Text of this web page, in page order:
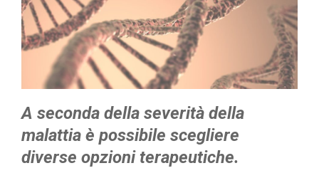
A seconda della severità della
malattia è possibile scegliere
diverse opzioni terapeutiche.